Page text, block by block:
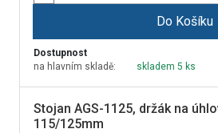
Do Košíku
Dostupnost
na hlavním skladě:
skladem 5 ks
Stojan AGS-1125, držák na
115/125mm